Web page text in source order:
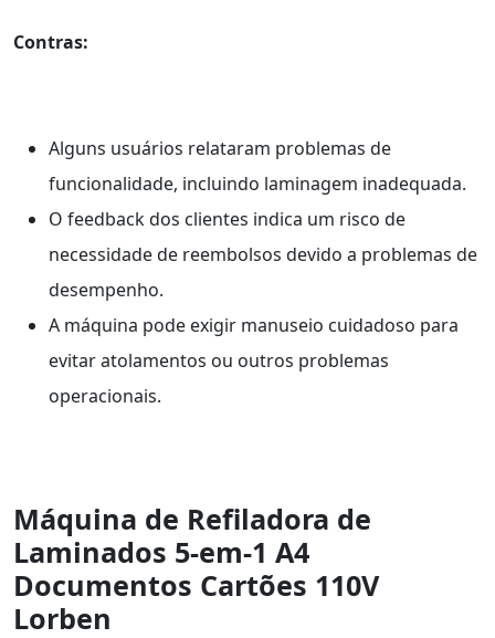
Contras:
Alguns usuários relataram problemas de
funcionalidade, incluindo laminagem inadequada.
O feedback dos clientes indica um risco de
necessidade de reembolsos devido a problemas de
desempenho.
A máquina pode exigir manuseio cuidadoso para
evitar atolamentos ou outros problemas
operacionais.
Máquina de Refiladora de
Laminados 5-em-1 A4
Documentos Cartões 110V
Lorben